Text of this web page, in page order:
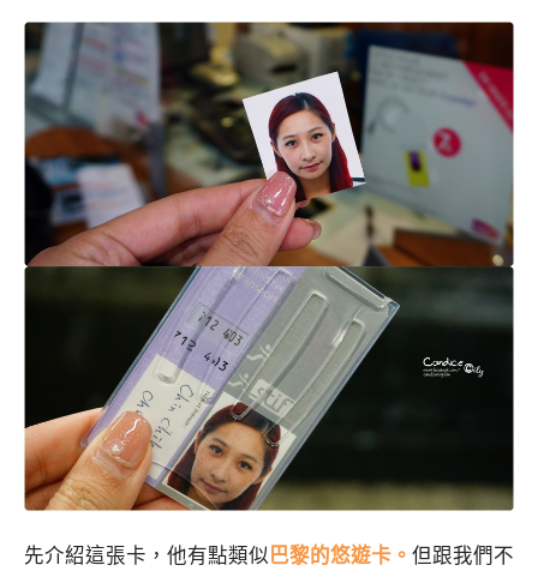
先介紹這張卡，他有點類似 巴黎的悠遊卡。 但跟我們不